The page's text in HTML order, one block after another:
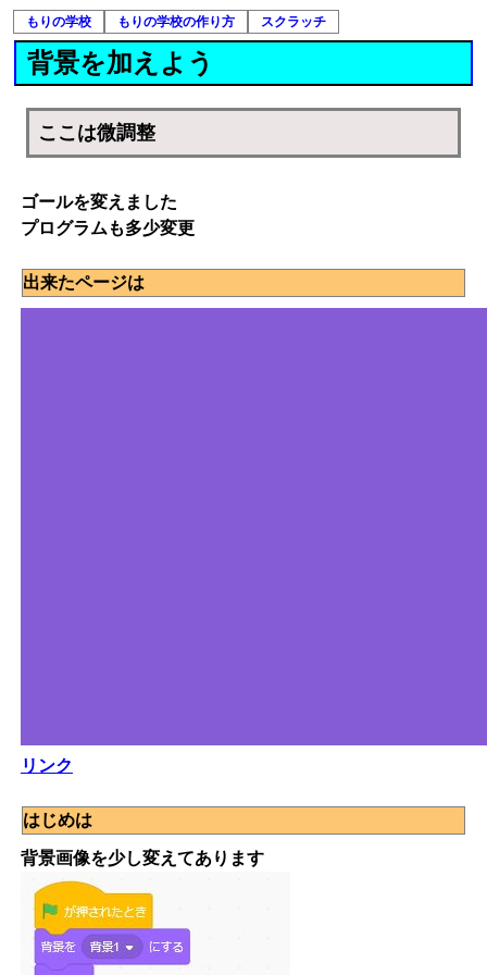
もりの学校 もりの学校の作り方 スクラッチ
背景を加えよう
ここは微調整
ゴールを変えました
プログラムも多少変更
出来たページは
リンク
はじめは
背景画像を少し変えてあります